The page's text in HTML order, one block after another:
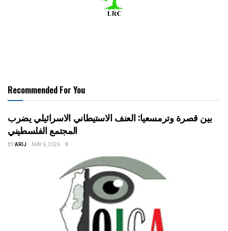
Recommended For You
بين قصرة وترمسعيا: العنف الاستيطاني الاسرائيلي يضرب
المجتمع الفلسطيني
BYARIJ MAY 6, 2026 0